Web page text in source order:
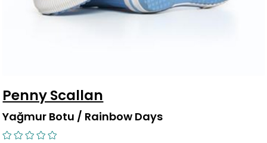
Penny Scallan
Yağmur Botu / Rainbow Days